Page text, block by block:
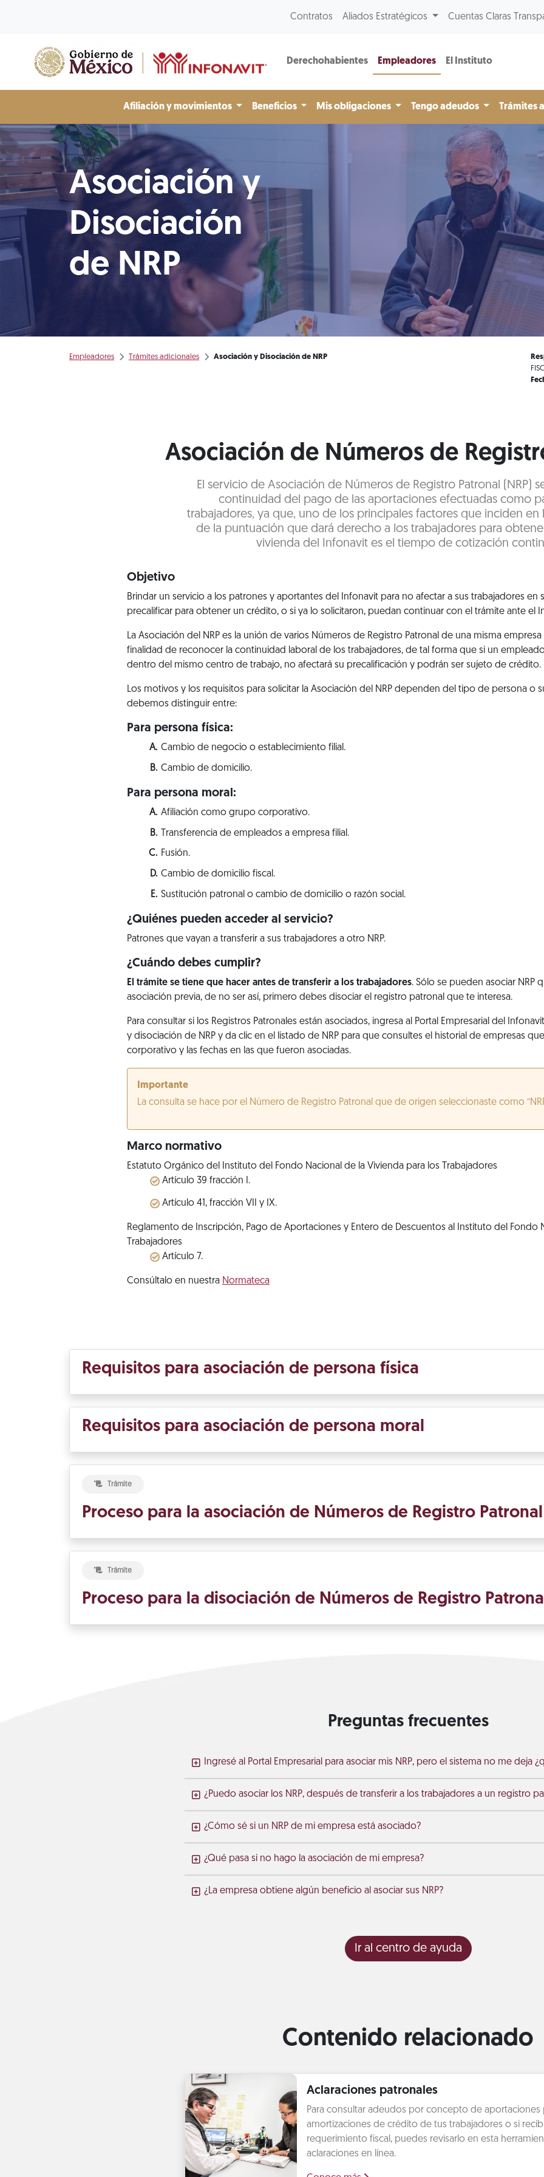
Contratos Aliados Estratégicos Cuentas Claras
Derechohabientes Empleadores El Instituto
Afiliación y movimientos Beneficios Mis obligaciones Tengo adeudos Trámites
Asociación y
Disociación
de NRP
Empleadores Trámites adicionales Asociación y Disociación de NRP
Asociación de Números de
El servicio de Asociación de Números de Registro Patronal (NRP)
continuidad del pago de las aportaciones efectuadas como
trabajadores, ya que, uno de los principales factores que inciden en
de la puntuación que dará derecho a los trabajadores para
vivienda del Infonavit es el tiempo de cotización
Objetivo
Brindar un servicio a los patrones y aportantes del Infonavit para no afectar a sus trabajadores
precalificar para obtener un crédito, o si ya lo solicitaron, puedan continuar con el trámite ante el
La Asociación del NRP es la unión de varios Números de Registro Patronal de una misma empresa
finalidad de reconocer la continuidad laboral de los trabajadores, de tal forma que si un
dentro del mismo centro de trabajo, no afectará su precalificación y podrán ser sujeto de crédito.
Los motivos y los requisitos para solicitar la Asociación del NRP dependen del tipo de persona o
debemos distinguir entre:
Para persona física:
Cambio de negocio o establecimiento filial.
Cambio de domicilio.
Para persona moral:
Afiliación como grupo corporativo.
Transferencia de empleados a empresa filial.
Fusión.
Cambio de domicilio fiscal.
Sustitución patronal o cambio de domicilio o razón social.
¿Quiénes pueden acceder al servicio?
Patrones que vayan a transferir a sus trabajadores a otro NRP.
¿Cuándo debes cumplir?
El trámite se tiene que hacer antes de transferir a los trabajadores. Sólo se pueden asociar NRP
asociación previa, de no ser así, primero debes disociar el registro patronal que te interesa.
Para consultar si los Registros Patronales están asociados, ingresa al Portal Empresarial del
y disociación de NRP y da clic en el listado de NRP para que consultes el historial de empresas
corporativo y las fechas en las que fueron asociadas.
Importante
La consulta se hace por el Número de Registro Patronal que de origen seleccionaste como
Marco normativo
Estatuto Orgánico del Instituto del Fondo Nacional de la Vivienda para los Trabajadores
Artículo 39 fracción I.
Artículo 41, fracción VII y IX.
Reglamento de Inscripción, Pago de Aportaciones y Entero de Descuentos al Instituto del Fondo
Trabajadores
Artículo 7.
Consúltalo en nuestra Normateca
Requisitos para asociación de persona física
Requisitos para asociación de persona moral
Trámite
Proceso para la asociación de Números de Registro Patronal
Trámite
Proceso para la disociación de Números de Registro
Preguntas frecuentes
Ingresé al Portal Empresarial para asociar mis NRP, pero el sistema no me deja
¿Puedo asociar los NRP, después de transferir a los trabajadores a un registro
¿Cómo sé si un NRP de mi empresa está asociado?
¿Qué pasa si no hago la asociación de mi empresa?
¿La empresa obtiene algún beneficio al asociar sus NRP?
Ir al centro de ayuda
Contenido relacionado
Aclaraciones patronales
Para consultar adeudos por concepto de aportaciones
amortizaciones de crédito de tus trabajadores o si
requerimiento fiscal, puedes revisarlo en esta
aclaraciones en línea.